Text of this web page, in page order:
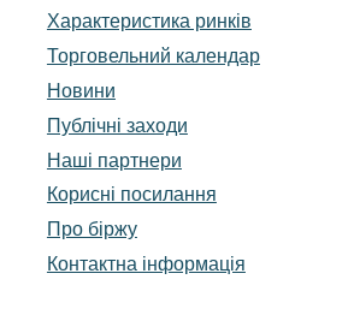
Характеристика pинків
Торговельний календар
Новини
Публічні заходи
Наші партнери
Корисні посилання
Про біржу
Контактна інформація